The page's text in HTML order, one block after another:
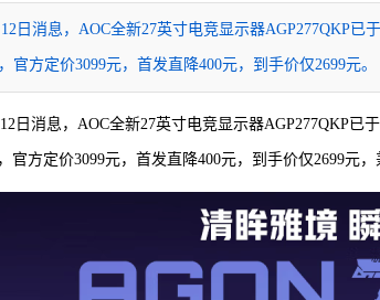
12日消息，AOC全新27英寸电竞显示器AGP277QKP
官方定价3099元，首发直降400元，到手价仅2699元。
12日消息，AOC全新27英寸电竞显示器AGP277QKP
官方定价3099元，首发直降400元，到手价仅2699元